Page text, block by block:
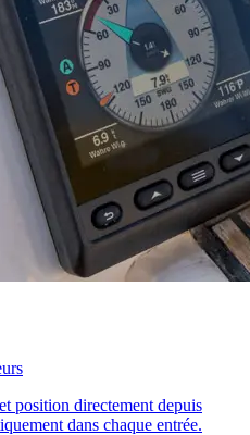
position directement depuis
dans chaque entrée.